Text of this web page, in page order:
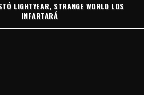
LIGHTYEAR, STRANGE WORLD LOS
INFARTARÁ